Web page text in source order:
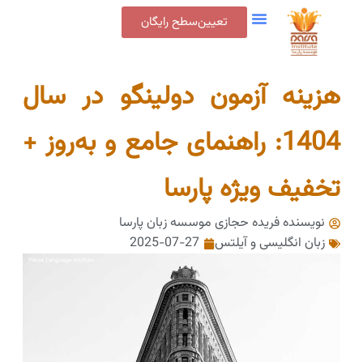
تعیین‌سطح رایگان
هزینه آزمون دولینگو در سال
1404: راهنمای جامع و به‌روز +
تخفیف ویژه پارسا
نویسنده فریده حجازی موسسه زبان پارسا
زبان انگلیسی و آیلتس
2025-07-27